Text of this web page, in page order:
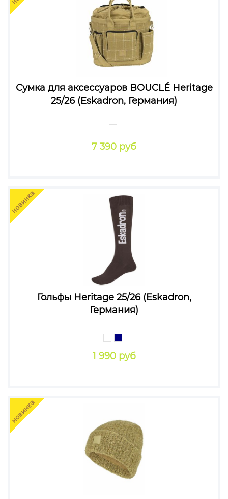
Сумка для аксессуаров BOUCLÉ Heritage
25/26 (Eskadron, Германия)
7 390 руб
Гольфы Heritage 25/26 (Eskadron,
Германия)
1 990 руб